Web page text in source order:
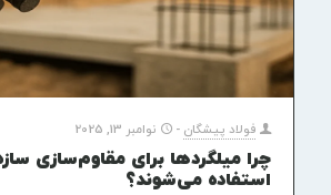
فولاد پیشگان - نوامبر 13, 2025
چرا میلگردها برای مقاوم‌سازی
استفاده می‌شوند؟